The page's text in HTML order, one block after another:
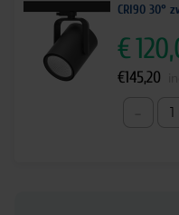
CRI90 30°
€
€145,20